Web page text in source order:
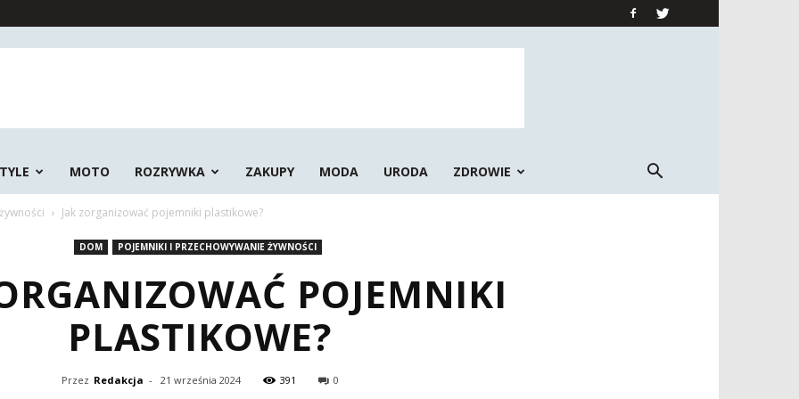
MOTO ROZRYWKA ZAKUPY MODA URODA ZDROWIE
Jak zorganizować pojemniki plastikowe?
DOM POJEMNIKI I PRZECHOWYWANIE ŻYWNOŚCI
POJEMNIKI
PLASTIKOWE?
Przez Redakcja - 21 września 2024 391 0